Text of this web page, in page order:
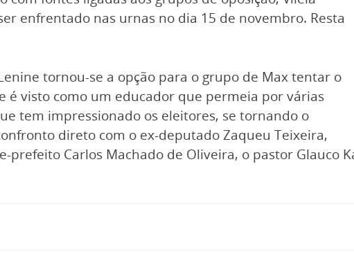
enfrentado nas urnas no dia 15 de novembro. Resta
tornou-se a opção para o grupo de Max tentar o
é visto como um educador que permeia por várias
tem impressionado os eleitores, se tornando o
direto com o ex-deputado Zaqueu Teixeira,
prefeito Carlos Machado de Oliveira, o pastor Glauco